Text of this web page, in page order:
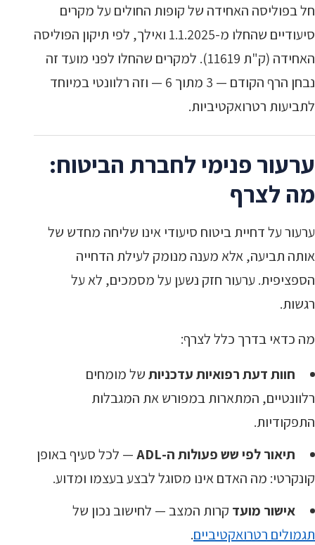
חל בפוליסה האחידה של קופות החולים על מקרים
סיעודיים שהחלו מ-1.1.2025 ואילך, לפי תיקון הפוליסה
האחידה (ק"ת 11619). למקרים שהחלו לפני מועד זה
נבחן הרף הקודם — 3 מתוך 6 — וזה רלוונטי במיוחד
לתביעות רטרואקטיביות.
ערעור פנימי לחברת הביטוח:
מה לצרף
ערעור על דחיית ביטוח סיעודי אינו שליחה מחדש של
אותה תביעה, אלא מענה מנומק לעילת הדחייה
הספציפית. ערעור חזק נשען על מסמכים, לא על
רגשות.
מה כדאי בדרך כלל לצרף:
חוות דעת רפואיות עדכניותשל מומחים
רלוונטיים, המתארות במפורש את המגבלות
התפקודיות.
תיאור לפי שש פעולות ה-ADL
— לכל סעיף באופן
קונקרטי: מה האדם אינו מסוגל לבצע בעצמו ומדוע.
אישור מועד קרות המצב — לחישוב נכון של
תגמולים רטרואקטיביים.